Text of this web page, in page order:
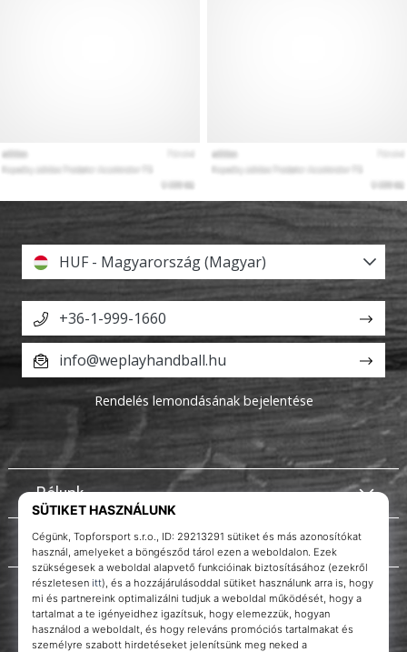
Rólunk
Ügyfélszolgálat
HUF - Magyarország (Magyar)
+36-1-999-1660
info@weplayhandball.hu
Rendelés lemondásának bejelentése